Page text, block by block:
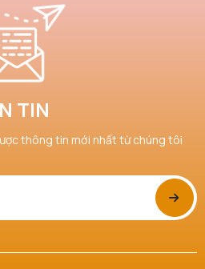
sản phẩm Nước Hoa
mua sản phẩm Tẩy
Smoothie Tẩy Da
08/08/2026
TIN
thông tin mới nhất từ chúng tôi